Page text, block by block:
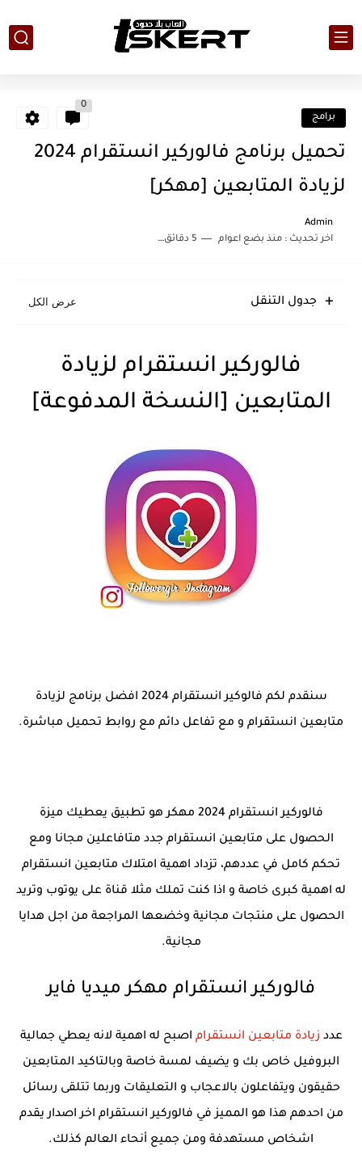
برامج
0
تحميل برنامج فالوركير انستقرام 2024
لزيادة المتابعين [مهكر]
Admin
اخر تحديث :منذ بضع اعوام 5 دقائق للقراءة
جدول التنقل
فالوركير انستقرام لزيادة
المتابعين [النسخة المدفوعة]
سنقدم لكم فالوكير انستقرام 2024 افضل برنامج لزيادة
متابعين انستقرام و مع تفاعل دائم مع روابط تحميل مباشرة.
فالوركير انستقرام 2024 مهكر هو تطبيق يعطيك ميزة
الحصول على متابعين انستقرام جدد متافاعلين مجانا ومع
تحكم كامل في عددهم، تزداد اهمية امتلاك متابعين انستقرام
له اهمية كبرى خاصة و اذا كنت تملك مثلا قناة على يوتوب وتريد
الحصول على منتجات مجانية وخضعها المراجعة من اجل هدايا
مجانية.
فالوركير انستقرام مهكر ميديا فاير
عدد زيادة متابعين انستقرام اصبح له اهمية لانه يعطي جمالية
البروفيل خاص بك و يضيف لمسة خاصة وبالتاكيد المتابعين
حقيقون ويتفاعلون بالاعجاب و التعليقات وربما تتلقى رسائل
من احدهم هذا هو المميز في فالوركير انستقرام اخر اصدار يقدم
اشخاص مستهدفة ومن جميع أنحاء العالم كذلك.